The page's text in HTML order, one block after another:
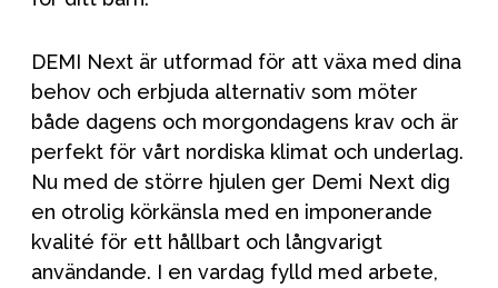
DEMI Next är utformad för att växa med dina
behov och erbjuda alternativ som möter
både dagens och morgondagens krav och är
perfekt för vårt nordiska klimat och underlag.
Nu med de större hjulen ger Demi Next dig
en otrolig körkänsla med en imponerande
kvalité för ett hållbart och långvarigt
användande. I en vardag fylld med arbete,